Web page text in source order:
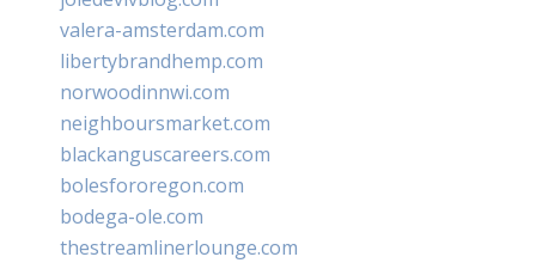
valera-amsterdam.com
libertybrandhemp.com
norwoodinnwi.com
neighboursmarket.com
blackanguscareers.com
bolesfororegon.com
bodega-ole.com
thestreamlinerlounge.com